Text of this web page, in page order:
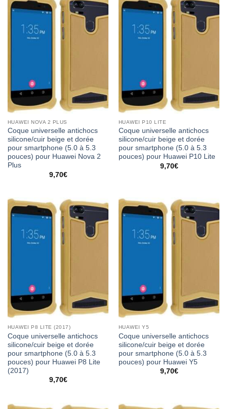
HUAWEI NOVA 2 PLUS
Coque universelle antichocs
silicone/cuir beige et dorée
pour smartphone (5.0 à 5.3
pouces) pour Huawei Nova 2
Plus
9,70€
HUAWEI P10 LITE
Coque universelle antichocs
silicone/cuir beige et dorée
pour smartphone (5.0 à 5.3
pouces) pour Huawei P10 Lite
9,70€
HUAWEI P8 LITE (2017)
Coque universelle antichocs
silicone/cuir beige et dorée
pour smartphone (5.0 à 5.3
pouces) pour Huawei P8 Lite
(2017)
9,70€
HUAWEI Y5
Coque universelle antichocs
silicone/cuir beige et dorée
pour smartphone (5.0 à 5.3
pouces) pour Huawei Y5
9,70€